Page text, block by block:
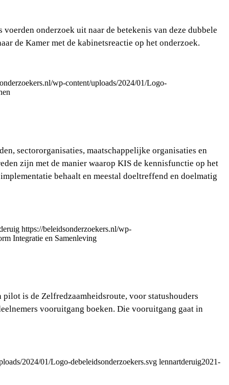
onderzoek uit naar de betekenis van deze dubbele
de Kamer met de kabinetsreactie op het onderzoek.
wp-content/uploads/2024/01/Logo-
sectororganisaties, maatschappelijke organisaties en
zijn met de manier waarop KIS de kennisfunctie op het
behaalt en meestal doeltreffend en doelmatig
https://beleidsonderzoekers.nl/wp-
Integratie en Samenleving
is de Zelfredzaamheidsroute, voor statushouders
vooruitgang boeken. Die vooruitgang gaat in
2024/01/Logo-debeleidsonderzoekers.svg lennartderuig2021-